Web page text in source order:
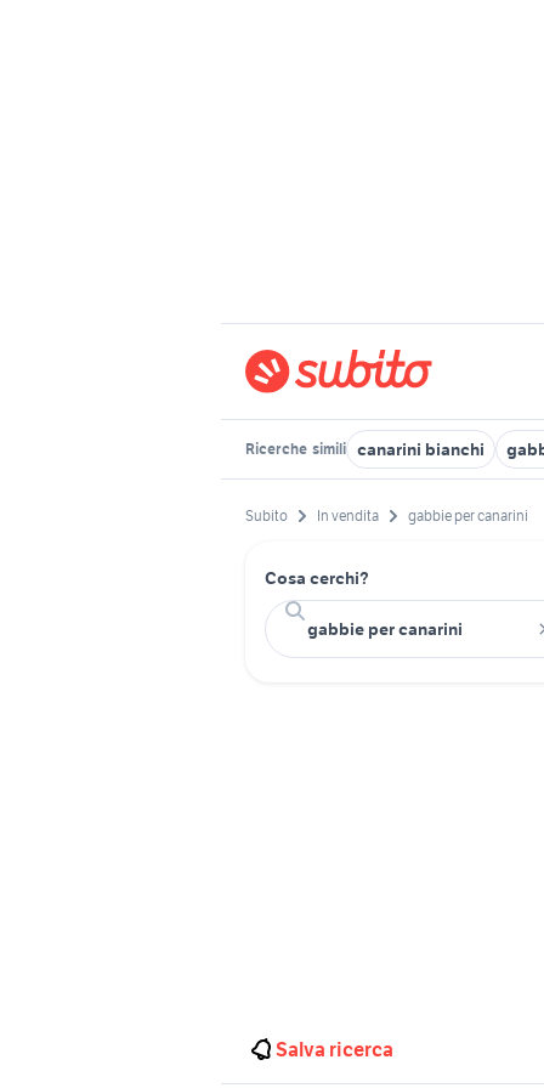
Ricerche simili canarini bianchi
Subito In vendita gabbie per canarini
Cosa cerchi?
Salva ricerca